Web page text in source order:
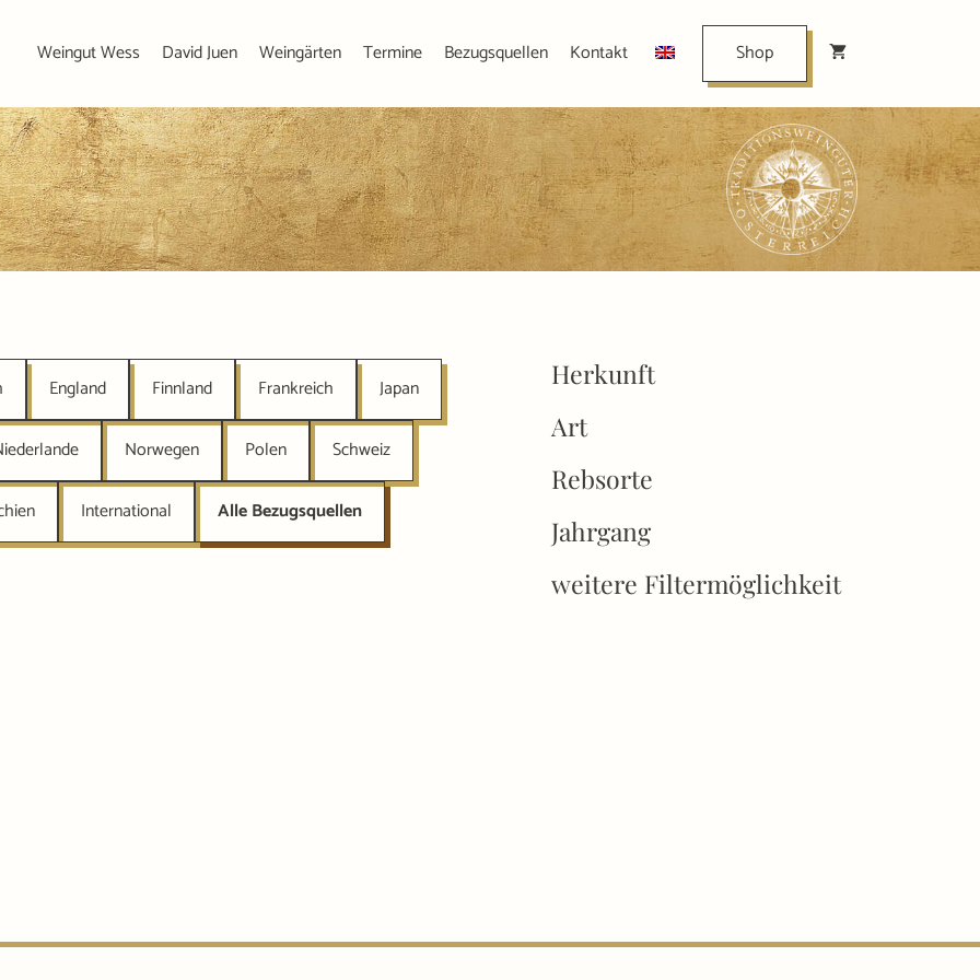
Weingut Wess David Juen Weingärten Termine Bezugsquellen Kontakt Shop
England Finnland Frankreich Japan
Norwegen Polen Schweiz
International Alle Bezugsquellen
Herkunft
Art
Rebsorte
Jahrgang
weitere Filtermöglichkeit